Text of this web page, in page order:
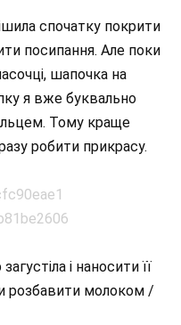
спочатку покрити
посипання. Але поки
шапочка на
я вже буквально
Тому краще
робити прикрасу.
і наносити її
розбавити молоком /